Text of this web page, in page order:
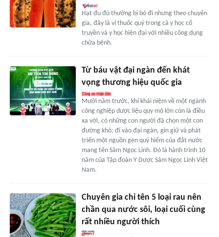
Hạt đu đủ thường bị bỏ đi nhưng theo chuyên
gia, đây là vị thuốc quý trong cả y học cổ
truyền và y học hiện đại với nhiều công dụng
chữa bệnh.
Từ báu vật đại ngàn đến khát
vọng thương hiệu quốc gia
Mười năm trước, khi khái niệm về một ngành
công nghiệp dược liệu quy mô lớn còn là điều
xa vời, có những con người đã chọn một con
đường khó: đi vào đại ngàn, gìn giữ và phát
triển một nguồn gen quý hiếm của đất nước
mang tên Sâm Ngọc Linh. Đó là hành trình 10
năm của Tập đoàn Y Dược Sâm Ngọc Linh Việt
Nam.
Chuyên gia chỉ tên 5 loại rau nên
chần qua nước sôi, loại cuối cùng
rất nhiều người thích